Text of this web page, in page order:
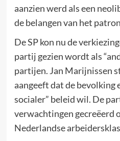
aanzien werd als een
de belangen van het
De SP kon nu de
partij gezien wordt als
partijen. Jan Marijnissen
aangeeft dat de bevolking
socialer” beleid wil. De
verwachtingen gecreëerd
Nederlandse